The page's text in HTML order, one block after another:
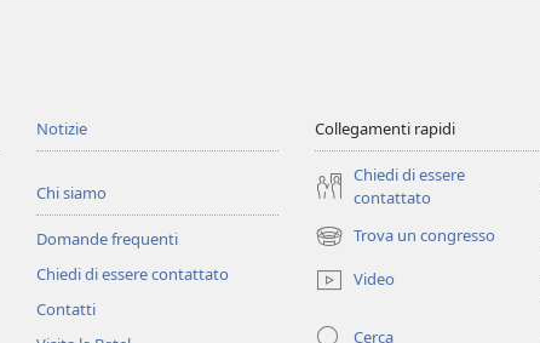
Notizie
Chi siamo
Domande frequenti
Chiedi di essere contattato
Contatti
Collegamenti rapidi
Chiedi di essere
contattato
Trova un congresso
(apre
una
nuova
Video
Cerca